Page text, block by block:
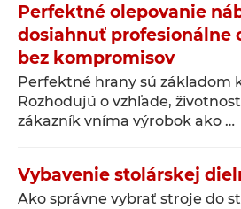
Perfektné olepovanie
dosiahnuť profesionálne
bez kompromisov
Perfektné hrany sú základom
Rozhodujú o vzhľade,
zákazník vníma výrobok ako …
Vybavenie stolárskej
Ako správne vybrať stroje do